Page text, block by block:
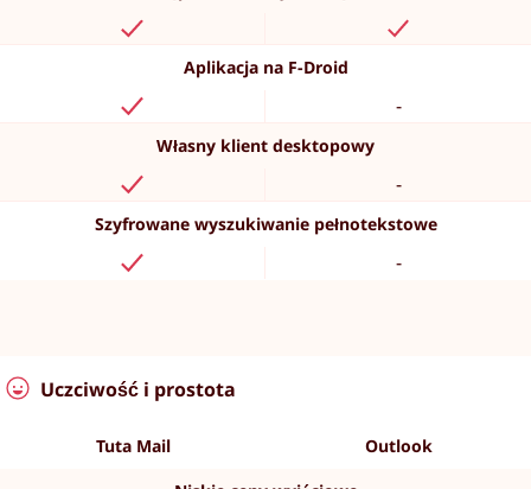
Aplikacja na F-Droid
-
Własny klient desktopowy
-
Szyfrowane wyszukiwanie pełnotekstowe
-
Uczciwość i prostota
Tuta Mail
Outlook